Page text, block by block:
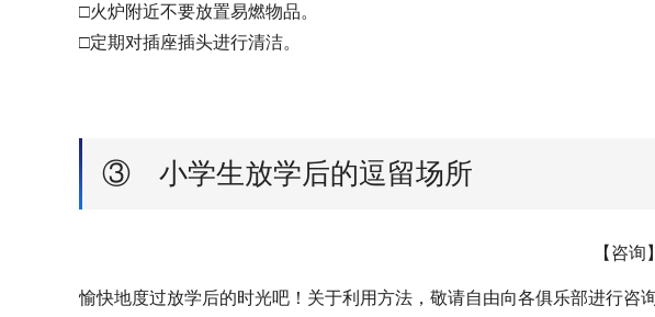
□火炉附近不要放置易燃物品。
□定期对插座插头进行清洁。
③ 小学生放学后的逗留场所
【咨
愉快地度过放学后的时光吧！关于利用方法，敬请自由向各俱乐部进行咨询